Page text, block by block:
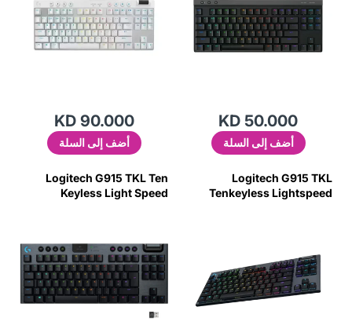
KD 50.000
أضف إلى السلة
KD 90.000
أضف إلى السلة
Logitech G915 TKL
Tenkeyless Lightspeed
Logitech G915 TKL Ten
Keyless Light Speed